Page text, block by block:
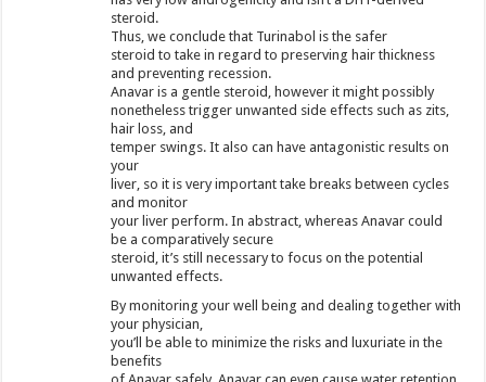
steroid.
Thus, we conclude that Turinabol is the safer
steroid to take in regard to preserving hair thickness
and preventing recession.
Anavar is a gentle steroid, however it might possibly
nonetheless trigger unwanted side effects such as zits,
hair loss, and
temper swings. It also can have antagonistic results on
your
liver, so it is very important take breaks between cycles
and monitor
your liver perform. In abstract, whereas Anavar could
be a comparatively secure
steroid, it’s still necessary to focus on the potential
unwanted effects.
By monitoring your well being and dealing together with
your physician,
you’ll be able to minimize the risks and luxuriate in the
benefits